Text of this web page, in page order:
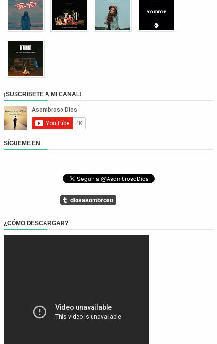
¡SUSCRIBETE A MI CANAL!
SÍGUEME EN
¿CÓMO DESCARGAR?